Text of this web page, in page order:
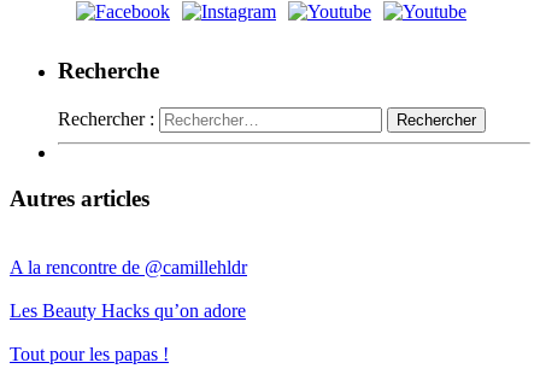
Recherche
Rechercher :
Autres articles
A la rencontre de @camillehldr
Les Beauty Hacks qu’on adore
Tout pour les papas !